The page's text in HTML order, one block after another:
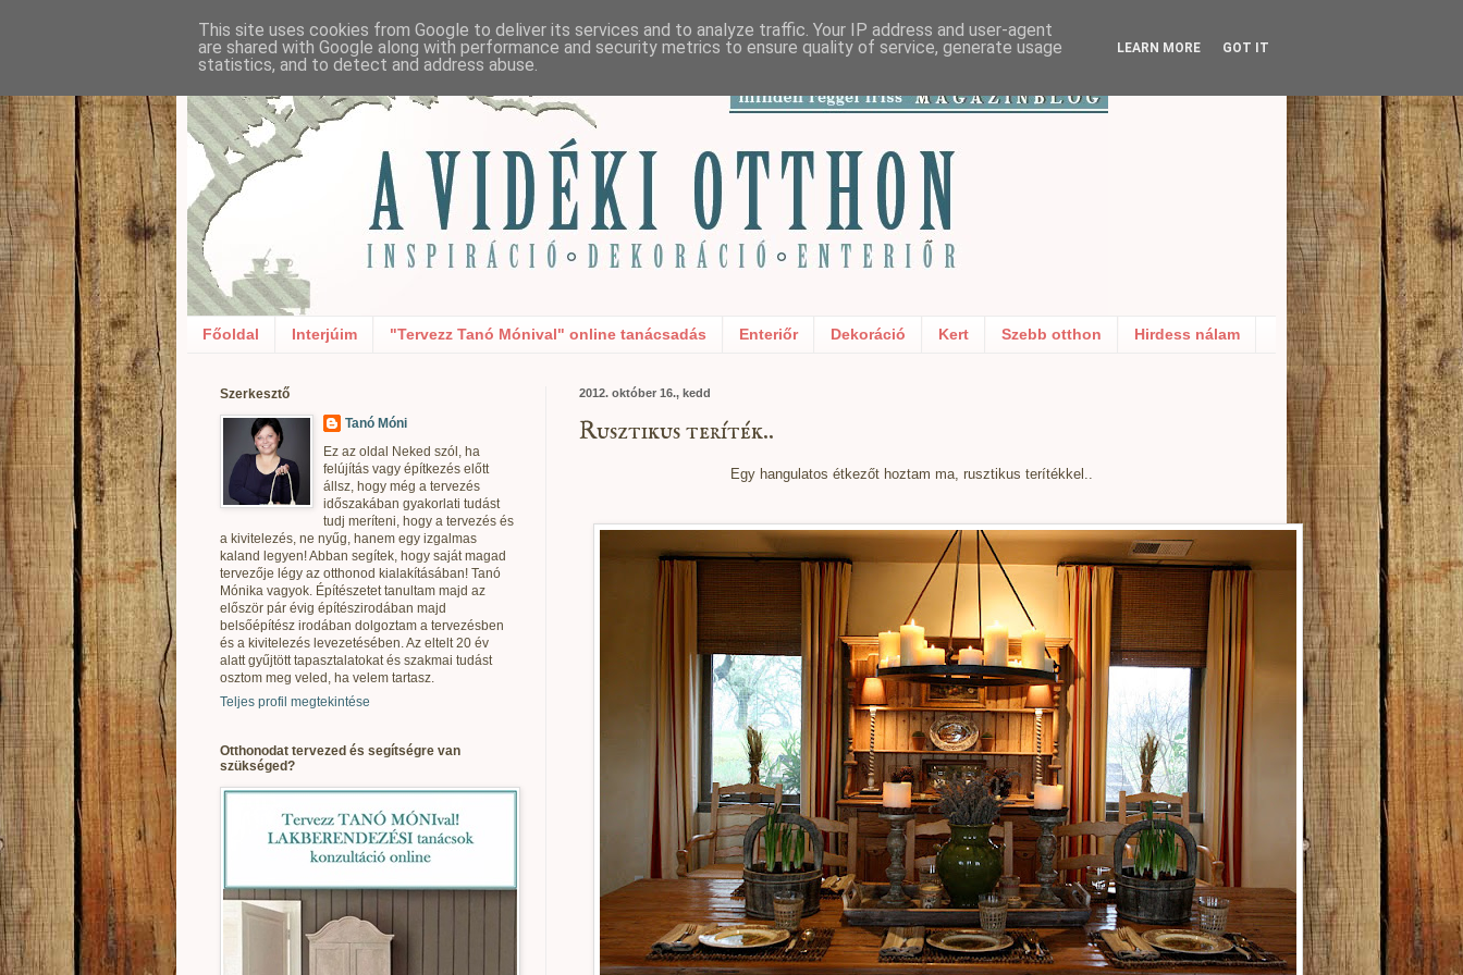
Főoldal Interjúim "Tervezz Tanó Mónival" online tanácsadás Enteriőr Dekoráció Kert Szebb otthon Hirdess nálam
2012. október 16., kedd
Rusztikus teríték..
Egy hangulatos étkezőt hoztam ma, rusztikus terítékkel..
Szerkesztő
Tanó Móni
Ez az oldal Neked szól, ha
felújítás vagy építkezés előtt
állsz, hogy még a tervezés
időszakában gyakorlati tudást
tudj meríteni, hogy a tervezés és
a kivitelezés, ne nyűg, hanem egy izgalmas
kaland legyen! Abban segítek, hogy saját magad
tervezője légy az otthonod kialakításában! Tanó
Mónika vagyok. Építészetet tanultam majd az
először pár évig építészirodában majd
belsőépítész irodában dolgoztam a tervezésben
és a kivitelezés levezetésében. Az eltelt 20 év
alatt gyűjtött tapasztalatokat és szakmai tudást
osztom meg veled, ha velem tartasz.
Teljes profil megtekintése
Otthonodat tervezed és segítségre van
szükséged?
This site uses cookies from Google to deliver its services and to analyze traffic. Your IP address and user-agent
are shared with Google along with performance and security metrics to ensure quality of service, generate usage
statistics, and to detect and address abuse.
LEARN MORE GOT IT